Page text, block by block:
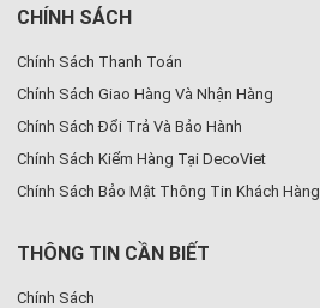
CHÍNH SÁCH
Chính Sách Thanh Toán
Chính Sách Giao Hàng Và Nhận Hàng
Chính Sách Đổi Trả Và Bảo Hành
Chính Sách Kiểm Hàng Tại DecoViet
Chính Sách Bảo Mật Thông Tin Khách Hàng
THÔNG TIN CẦN BIẾT
Chính Sách